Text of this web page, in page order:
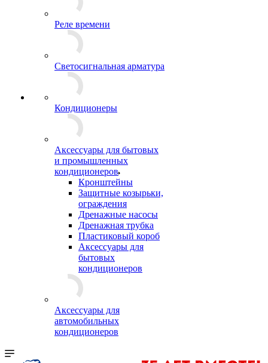
Реле времени
Светосигнальная арматура
Кондиционеры
Аксессуары для бытовых
и промышленных
кондиционеров
Кронштейны
Защитные козырьки,
ограждения
Дренажные насосы
Дренажная трубка
Пластиковый короб
Аксессуары для
бытовых
кондиционеров
Аксессуары для
автомобильных
кондиционеров